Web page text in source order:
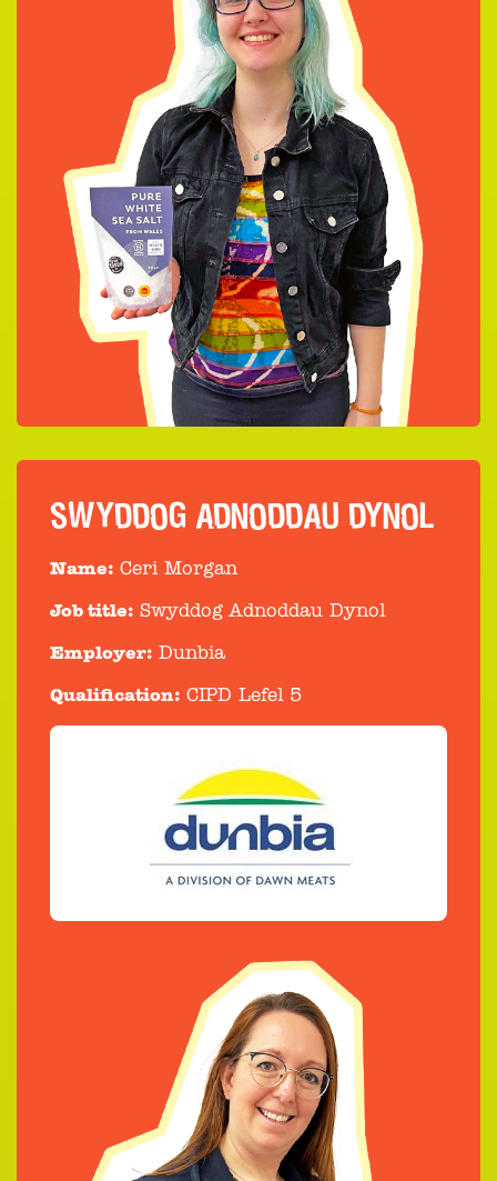
SWYDDOG ADNODDAU DYNOL
Name: Ceri Morgan
Job title: Swyddog Adnoddau Dynol
Employer: Dunbia
Qualification: CIPD Lefel 5